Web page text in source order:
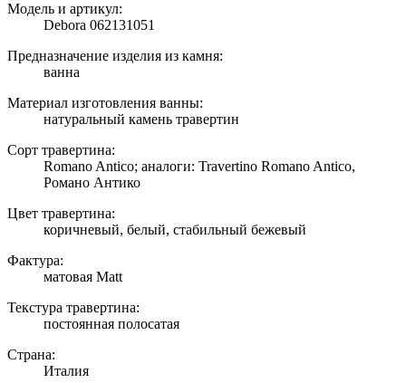
Модель и артикул:
Debora 062131051
Предназначение изделия из камня:
ванна
Материал изготовления ванны:
натуральный камень травертин
Сорт травертина:
Romano Antico; аналоги: Travertino Romano Antico,
Романо Антико
Цвет травертина:
коричневый, белый, стабильный бежевый
Фактура:
матовая Matt
Текстура травертина:
постоянная полосатая
Страна:
Италия